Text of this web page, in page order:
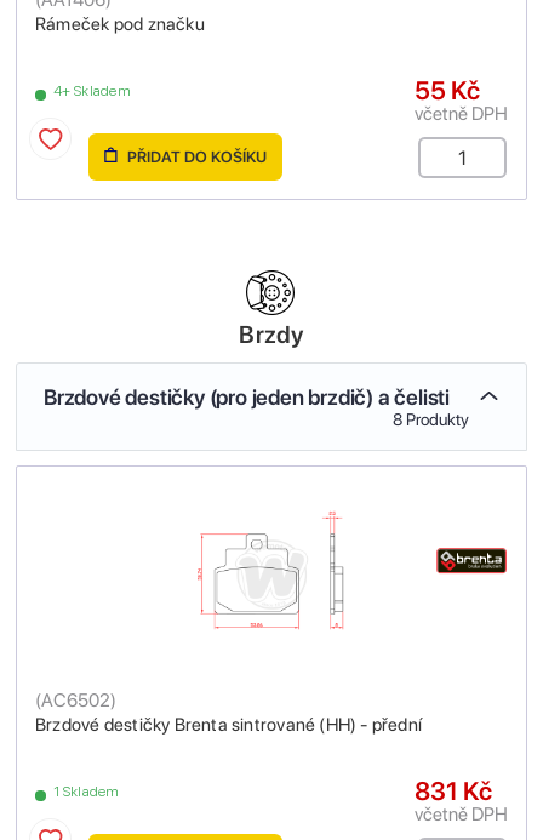
Rámeček pod značku
4+ Skladem 55 Kč
včetně DPH
PŘIDAT DO KOŠÍKU
Brzdy
Brzdové destičky (pro jeden brzdič) a čelisti
8 Produkty
Brzdové destičky Brenta sintrované (HH) - přední
(AC6502)
1 Skladem 831 Kč
včetně DPH